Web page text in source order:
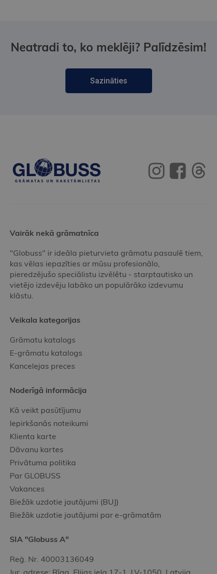
Neatradi to, ko meklēji? Palīdzēsim!
Sazināties
Vairāk nekā grāmatnīca
"Globuss" ir ideāla pieturvieta grāmatu pasaulē tiem,
kas vēlas iepazīties ar mūsu profesionālo,
pieredzējušo speciālistu izvēlētu - starptautisko un
vietējo izdevēju labāko un populārāko izdevumu
klāstu.
Veikala kategorijas
Grāmatu katalogs
E-grāmatu katalogs
Kancelejas preces
Noderīgā informācija
Kā veikt pasūtījumu
Iepirkšanās noteikumi
Klienta karte
Dāvanu kartes
Privātuma politika
Par GLOBUSS
Vakances
Biežāk uzdotie jautājumi (BUJ)
Biežāk uzdotie jautājumi par e-grāmatām
SIA "Globuss A"
Reģ. Nr. 40003136049
Jur. adrese: Rīga, Elijas iela 17-1, LV-1050, Latvija